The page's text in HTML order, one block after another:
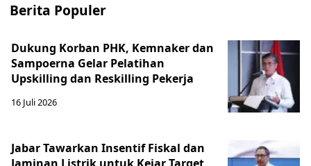
Berita Populer
Dukung Korban PHK, Kemnaker dan
Sampoerna Gelar Pelatihan
Upskilling dan Reskilling Pekerja
16 Juli 2026
Jabar Tawarkan Insentif Fiskal dan